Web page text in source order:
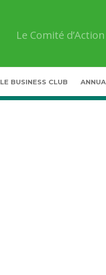
Le Comité
LE BUSINESS CLUB